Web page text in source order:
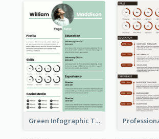
Green Infographic Teacher Resume